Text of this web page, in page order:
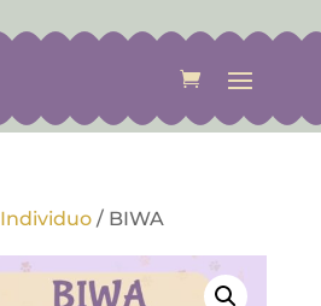
Individuo/ BIWA